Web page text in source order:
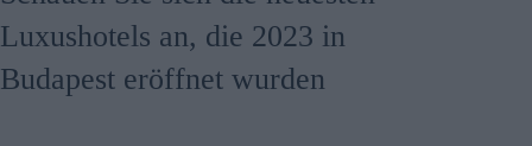
Luxushotels an, die 2023 in
Budapest eröffnet wurden